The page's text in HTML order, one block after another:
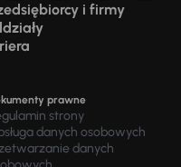
i firmy
prawne
strony
danych osobowych
danych